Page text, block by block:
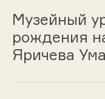
Музейный
рождения
Яричева